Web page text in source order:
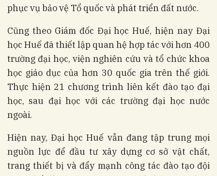
phục vụ bảo vệ Tổ quốc và phát triển đất nước.
Cũng theo Giám đốc Đại học Huế, hiện nay Đại
học Huế đã thiết lập quan hệ hợp tác với hơn 400
trường đại học, viện nghiên cứu và tổ chức khoa
học giáo dục của hơn 30 quốc gia trên thế giới.
Thực hiện 21 chương trình liên kết đào tạo đại
học, sau đại học với các trường đại học nước
ngoài.
Hiện nay, Đại học Huế vẫn đang tập trung mọi
nguồn lực để đầu tư xây dựng cơ sở vật chất,
trang thiết bị và đẩy mạnh công tác đào tạo đội